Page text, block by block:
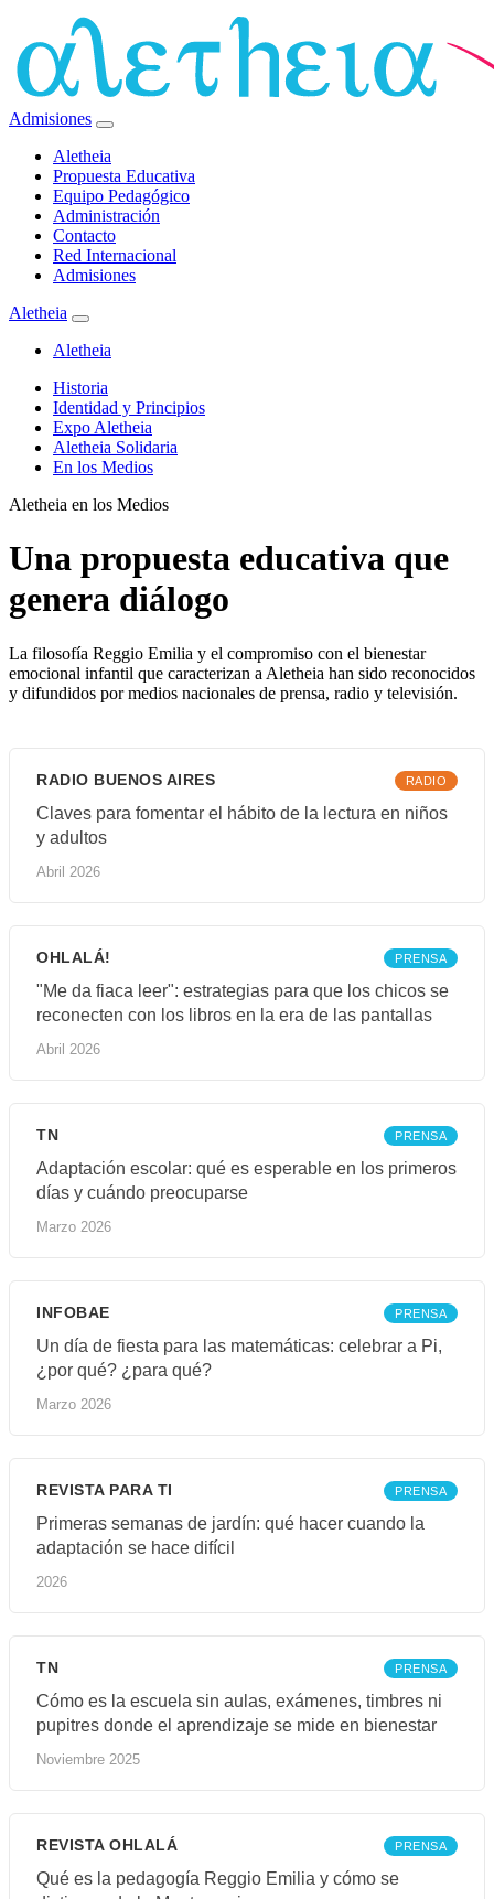
Admisiones
Aletheia
Propuesta Educativa
Equipo Pedagógico
Administración
Contacto
Red Internacional
Admisiones
Aletheia
Aletheia
Historia
Identidad y Principios
Expo Aletheia
Aletheia Solidaria
En los Medios
Aletheia en los Medios
Una propuesta educativa que
genera diálogo
La filosofía Reggio Emilia y el compromiso con el bienestar
emocional infantil que caracterizan a Aletheia han sido reconocidos
y difundidos por medios nacionales de prensa, radio y televisión.
RADIO BUENOS AIRES RADIO
Claves para fomentar el hábito de la lectura en niños
y adultos
Abril 2026
OHLALÁ! PRENSA
"Me da fiaca leer": estrategias para que los chicos se
reconecten con los libros en la era de las pantallas
Abril 2026
TN PRENSA
Adaptación escolar: qué es esperable en los primeros
días y cuándo preocuparse
Marzo 2026
INFOBAE PRENSA
Un día de fiesta para las matemáticas: celebrar a Pi,
¿por qué? ¿para qué?
Marzo 2026
REVISTA PARA TI PRENSA
Primeras semanas de jardín: qué hacer cuando la
adaptación se hace difícil
2026
TN PRENSA
Cómo es la escuela sin aulas, exámenes, timbres ni
pupitres donde el aprendizaje se mide en bienestar
Noviembre 2025
REVISTA OHLALÁ PRENSA
Qué es la pedagogía Reggio Emilia y cómo se